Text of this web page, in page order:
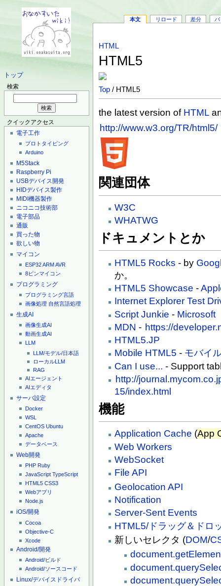
トップ
検索
クイックアクセス
電子工作
プロトタイピング
Arduino
M5Stack
Raspberry Pi
USBデバイス開発
HIDデバイス製作
MIDI機器製作
ニコニコ技術部
電子部品
通販
買った物
欲しい物
マイコン
ESP32ARMAVR
8ピンマイコン
プログラミング
プログラミング言語
画像処理 自然言語処理
生成AI
画像生成AI
動画生成AI
LLM
LLM/モデル/日本語
ローカルLLM
RAG
AIエージェント
AIエディタ
サーバ設定
Docker
WSL
CentOS Ubuntu
Apache
データベース
Web開発
PHP Ruby
JavaScript TypeScript
HTML5 CSS3
Webアプリ
Node.js
iOS/開発
Cocoa
Objective-C
Xcode
Android/開発
Android/ビルド
Android/ソースコード
Linux/デバイスドライバ
本文 リロード 差分 バ
HTML
HTML5
Top / HTML5
the latest version of HTML
http://www.w3.org/TR/html5/
関連団体
W3C
WHATWG
ドキュメントとか
HTML5 Rocks - by
か。
HTML5 Showcase -
Internet Explorer Test
Script Junkie - Microsoft
MDN - https://
HTML5.JP
Mobile HTML5 - モバイ
Can I use... - Support
http://
15/index.html
機能
Application Cache (App
Web Workers
WebSocket
File API
Geolocation API
Notification
Server-Sent Events
HTML5/ドラッグ＆ドロ
新しいセレクタ (DOM/